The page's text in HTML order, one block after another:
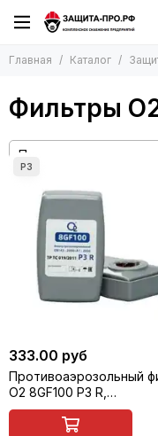
Главная Каталог
Фильтры
333.00 руб
Противоаэрозольный
О2 8GF100 P3 R,
многоразовый, 1 шт